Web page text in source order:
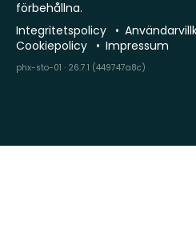
förbehållna.
Integritetspolicy
Cookiepolicy
Impressum
phx-sto-01 · 26.7.1 (449747a8c)